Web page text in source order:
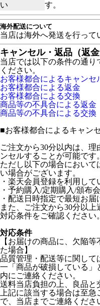
い
す。
海外配送について
当店は海外へ発送を行って
キャンセル・返品（返
当店では以下の条件の通
ください。
お客様都合によるキャンセ
お客様都合による返金
お客様都合による交換
商品等の不具合による返金
商品等の不具合による交換
■お客様都合によるキャン
ご注文から30分以内は、
ンセルすることが可能です。
ただし以下の場合において
い場合がございます。
・楽天会員登録を利用して
・予約購入/定期購入/頒布
・配送日時指定で最短お
また、ご注文から30分以
対応条件をご確認ください。
対応条件
【お届けの商品に、欠陥
た場合】
品質管理・配送等に関し
一「商品が破損している」
内にご連絡ください。
送料当店負担の上、良品と
上記に該当する場合は至
で、当店までご連絡くださ